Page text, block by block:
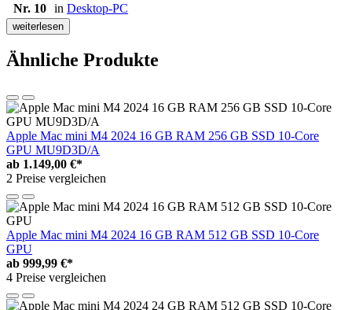
Nr. 10 in Desktop-PC
weiterlesen
Ähnliche Produkte
Apple Mac mini M4 2024 16 GB RAM 256 GB SSD 10-Core
GPU MU9D3D/A
ab 1.149,00 €*
2 Preise vergleichen
Apple Mac mini M4 2024 16 GB RAM 512 GB SSD 10-Core
GPU
ab 999,99 €*
4 Preise vergleichen